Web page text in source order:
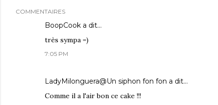
COMMENTAIRES
BoopCook a dit…
très sympa =)
7:05 PM
LadyMilonguera@Un siphon fon fon a dit…
Comme il a l'air bon ce cake !!!